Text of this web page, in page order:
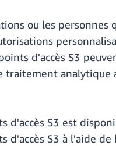
ou les personnes
d'accès S3
analytique
d'accès S3 est
d'accès S3 à l'aide de